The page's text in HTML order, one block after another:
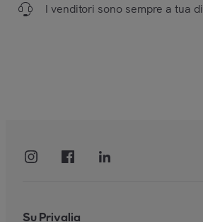
I venditori sono sempre a tua
Su Privalia